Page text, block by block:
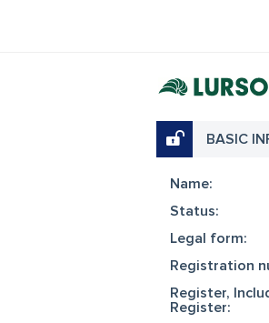
BASIC
Name:
Status:
Legal form:
Registration
Register,
Register: